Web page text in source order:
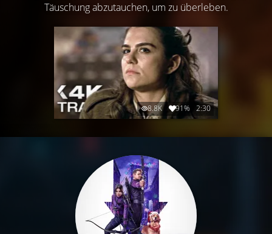
Täuschung abzutauchen, um zu überleben.
8.8K 91% 2:30